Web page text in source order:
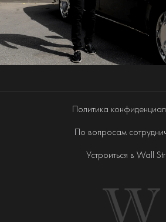
Устроиться в Wall
По вопросам
Политика